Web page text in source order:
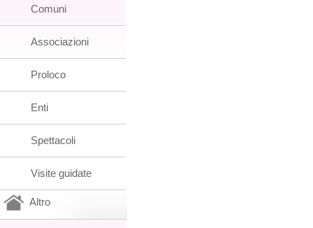
Comuni
Associazioni
Proloco
Enti
Spettacoli
Visite guidate
Altro